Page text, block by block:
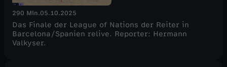
290 Min.05.10.2025
Das Finale der League of Nations der Reiter in
Barcelona/Spanien relive. Reporter: Hermann
Valkyser.